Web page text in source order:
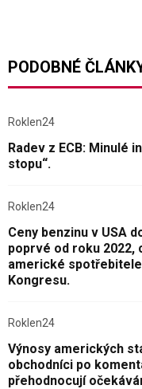
PODOBNÉ
Roklen24
Radev z ECB: Minulé
stopu“.
Roklen24
Ceny benzinu v USA
poprvé od roku 2022,
americké
Kongresu.
Roklen24
Výnosy amerických
obchodníci po
přehodnocují